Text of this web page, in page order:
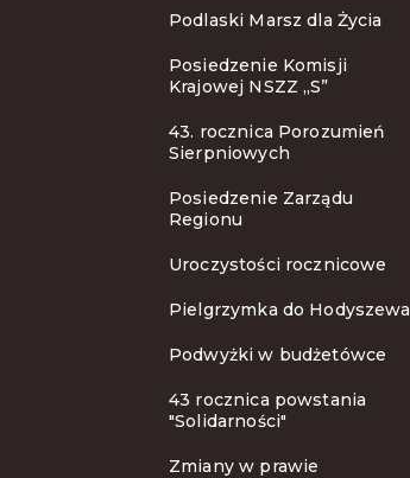
Podlaski Marsz dla Życia
Posiedzenie Komisji
Krajowej NSZZ „S”
43. rocznica Porozumień
Sierpniowych
Posiedzenie Zarządu
Regionu
Uroczystości rocznicowe
Pielgrzymka do Hodyszewa
Podwyżki w budżetówce
43 rocznica powstania
"Solidarności"
Zmiany w prawie